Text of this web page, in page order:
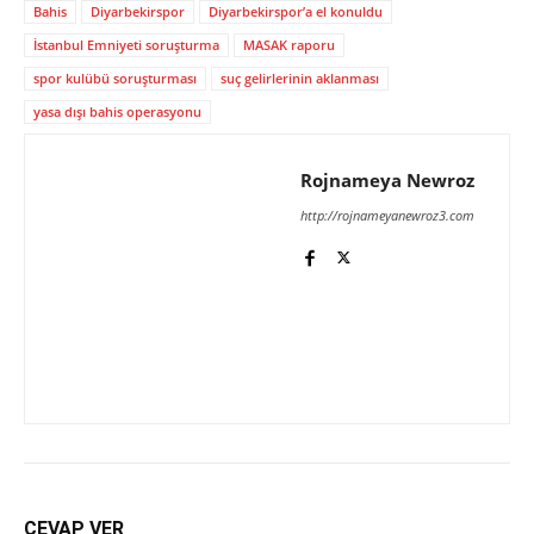
Bahis Diyarbekirspor
Diyarbekirspor’a el konuldu
İstanbul Emniyeti soruşturma
MASAK raporu
spor kulübü soruşturması
suç gelirlerinin aklanması
yasa dışı bahis operasyonu
Rojnameya Newroz
http://rojnameyanewroz3.com
CEVAP VER